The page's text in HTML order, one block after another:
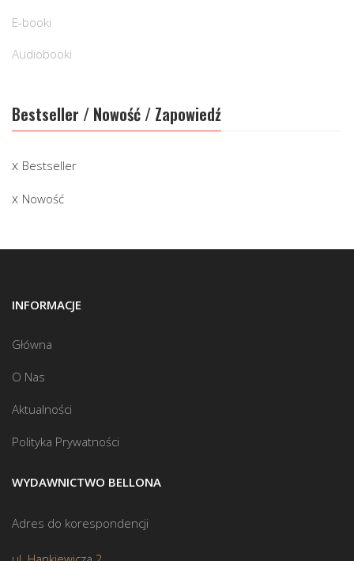
E-booki
Audiobooki
Bestseller / Nowość / Zapowiedź
Bestseller
Nowość
INFORMACJE
Główna
O Nas
Aktualności
Polityka Prywatności
WYDAWNICTWO BELLONA
Adres do korespondencji